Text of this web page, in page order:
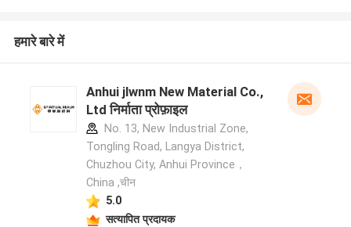
हमारे बारे में
Anhui jlwnm New Material Co.,
Ltd निर्माता प्रोफ़ाइल
No. 13, New Industrial Zone,
Tongling Road, Langya District,
Chuzhou City, Anhui Province，
China ,चीन
5.0
सत्यापित प्रदायक